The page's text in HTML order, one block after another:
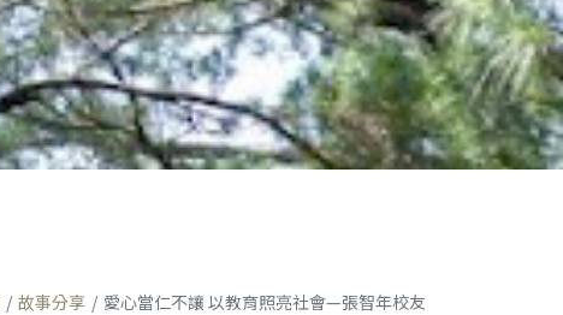
故事分享 愛心當仁不讓 以教育照亮社會—張智年校友